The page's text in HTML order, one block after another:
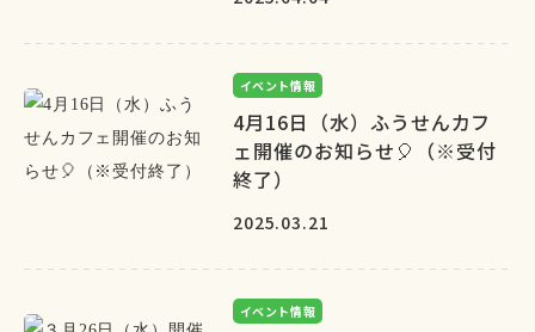
イベント情報
4月16日（水）ふうせんカフ
ェ開催のお知らせ🎈（※受付
終了）
2025.03.21
イベント情報